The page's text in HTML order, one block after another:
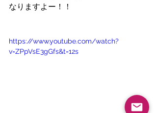
なりますよー！！
https://www.youtube.com/watch?
v=ZPpVsE3gGfs&t=12s